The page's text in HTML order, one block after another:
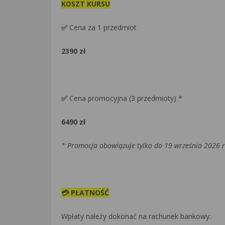
KOSZT KURSU
✅ Cena za 1 przedmiot
2390 zł
✅ Cena promocyjna (3 przedmioty) *
6490 zł
* Promocja obowiązuje tylko do 19 września 2026
💳PŁATNOŚĆ
Wpłaty należy dokonać na rachunek bankowy: